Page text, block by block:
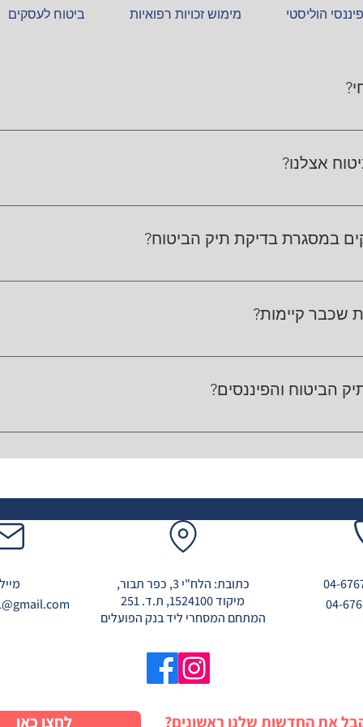
הוליסטי מימוש זכויות רפואיות ביטוח לעסקים
או יותר שמכסות את אותו מקרה. לרוב, לא תקבל תשלום כפול,
אצלנו?
פרטי הפוליסות והמסמכים הרלוונטיים, מנתחים את הכיסויים
במסגרת בדיקת תיק הביטוח?
דירה, חיים, בריאות, אובדן כושר עבודה, תאונות אישיות, עסק,
שכבר קיימות?
מזהים כפל ביטוח, פערי כיסוי והתאמה לא נכונה, ומציגים לכם
הביטוח והפיננסים?
וגם אחרי אירועים משמעותיים כמו שינוי עבודה, לידה,
כתובת: הלח"י 3, כפר תבור,
מיקוד 1524100, ת.ד. 251
המתחם המסחרי ליד בנק הפועלים
לחצו כאן את החדשות שלנו ראשונים?